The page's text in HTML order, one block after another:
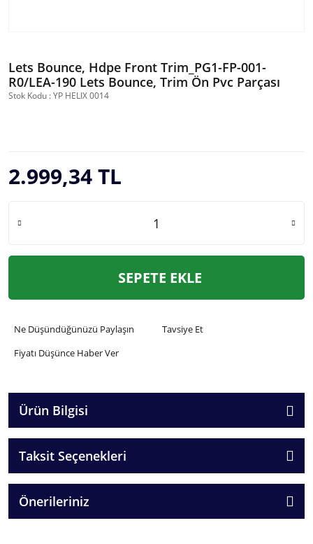
Lets Bounce, Hdpe Front Trim_PG1-FP-001-
R0/LEA-190 Lets Bounce, Trim Ön Pvc Parçası
Stok Kodu : YP HELIX 0014
2.999,34 TL
SEPETE EKLE
Ne Düşündüğünüzü Paylaşın
Tavsiye Et
Fiyatı Düşünce Haber Ver
Ürün Bilgisi
Taksit Seçenekleri
Önerileriniz